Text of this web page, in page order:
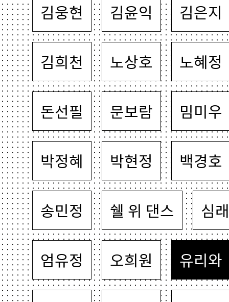
김웅현 김윤익 김은지
김희천 노상호 노혜정
돈선필 문보람 밈미우
박정혜 박현정 백경호
송민정 쉘 위 댄스 심
엄유정 오희원 유리와